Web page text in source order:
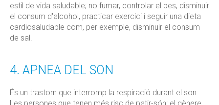
estil de vida saludable; no fumar, controlar el pes, disminuir
el consum d'alcohol, practicar exercici i seguir una dieta
cardiosaludable com, per exemple, disminuir el consum
de sal.
4. APNEA DEL SON
És un trastorn que interromp la respiració durant el son.